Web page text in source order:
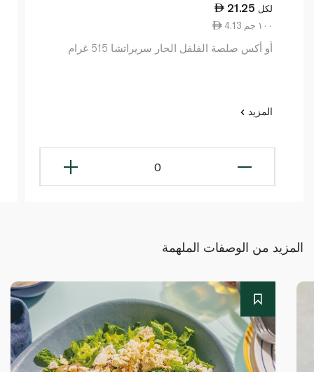
21.25 لكل
4.13 ١٠٠ جم
أو أكس صلصة الفلفل الحار سريراتشا 515 غرام
المزيد
0
المزيد من الوصفات الملهمة